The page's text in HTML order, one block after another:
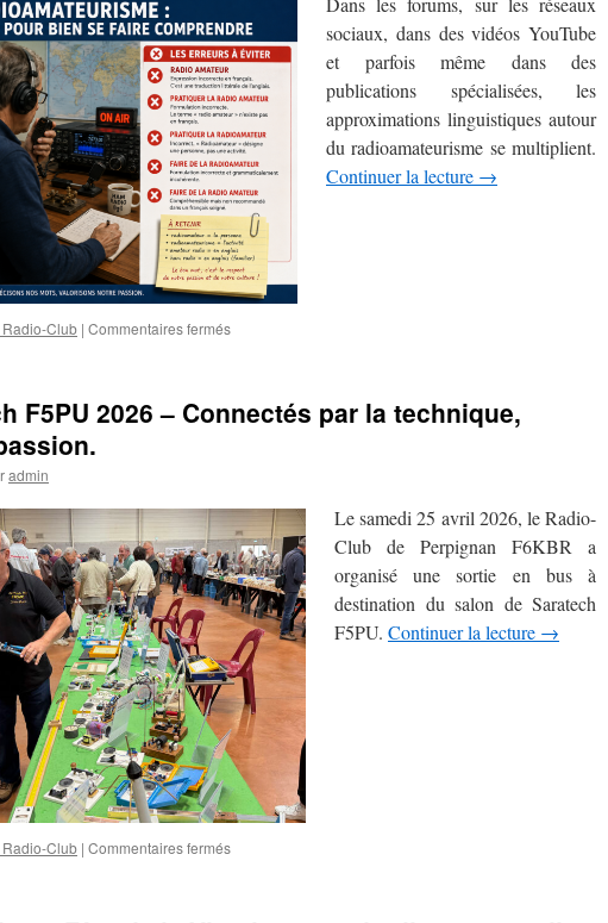
de
la
sociaux, dans des vidéos YouTube
et parfois même dans des
publications spécialisées, les
approximations linguistiques autour
du radioamateurisme se multiplient.
Continuer la lecture →
Club | Commentaires ferméssur
langage
du
radioamateur
F5PU 2026 – Connectés par la technique,
admin
Le samedi 25 avril 2026, le Radio-
Club de Perpignan F6KBR a
organisé une sortie en bus à
destination du salon de Saratech
F5PU. Continuer la lecture →
Club | Commentaires ferméssur